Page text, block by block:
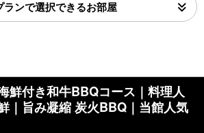
ランで選択できるお部屋
鮮付き和牛BBQコース｜料理人
｜旨み凝縮 炭火BBQ｜当館人気